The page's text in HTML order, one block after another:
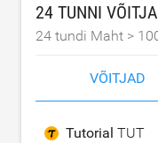
24 TUNNI
24 tundi Maht >
VÕITJAD
Tutorial TUT